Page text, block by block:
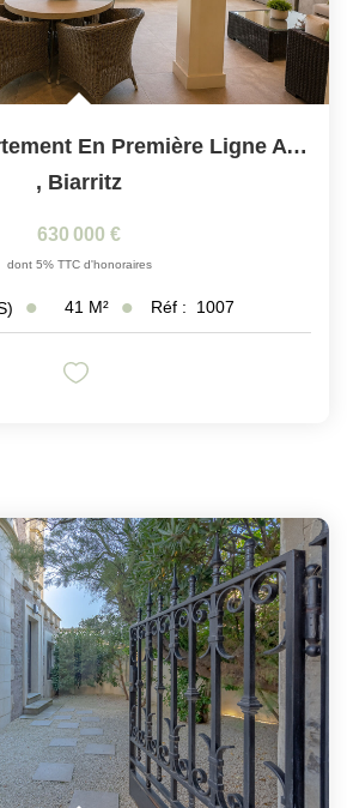
Biarritz - Appartement En Première Ligne Avec Terrasse...
, Biarritz
630 000 €
dont 5% TTC d'honoraires
41 M² Réf : 1007